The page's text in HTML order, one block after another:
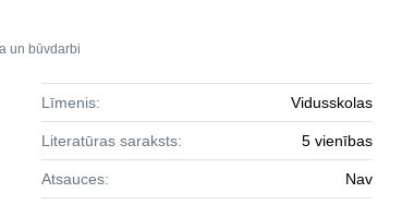
un būvdarbi
Līmenis: Vidusskolas
Literatūras saraksts: 5 vienības
Atsauces: Nav